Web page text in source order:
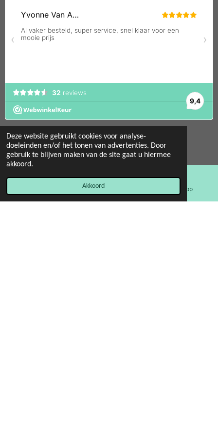
Deze website gebruikt cookies voor analyse-
doeleinden en/of het tonen van advertenties. Door
gebruik te blijven maken van de site gaat u hiermee
akkoord.
Akkoord
© 2022 - 2026 Mint 11 giftstore
Powered byJouwWeb
Facebook WhatsApp